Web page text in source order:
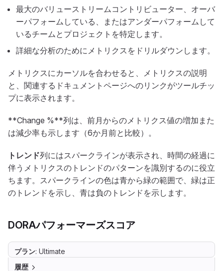
最大のバリューストリームコントリビューター、オーバ
ーパフォームしている、またはアンダーパフォームして
いるチームとプロジェクトを特定します。
詳細な分析のためにメトリクスをドリルダウンします。
メトリクスにカーソルを合わせると、メトリクスの説明
と、関連するドキュメントページへのリンクがツールチッ
プに表示されます。
**Change %**列は、前月からのメトリクス値の増加また
は減少率も示します（6か月前と比較）。
トレンド列にはスパークラインが表示され、時間の経過に
伴うメトリクスのトレンドのパターンを識別するのに役立
ちます。スパークラインの色は青から緑の範囲で、緑は正
のトレンドを示し、青は負のトレンドを示します。
DORAパフォーマーズスコア
プラン: Ultimate
履歴